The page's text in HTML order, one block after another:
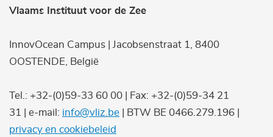
Vlaams Instituut voor de Zee
InnovOcean Campus | Jacobsenstraat 1, 8400
OOSTENDE, België
Tel.: +32-(0)59-33 60 00 | Fax: +32-(0)59-34 21
31 | e-mail: info@vliz.be | BTW BE 0466.279.196 |
privacy en cookiebeleid